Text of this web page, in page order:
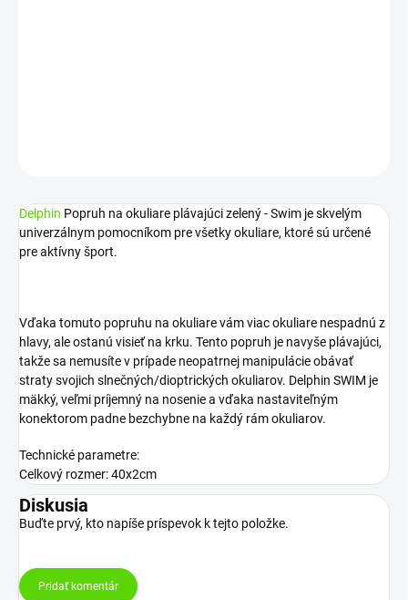
Delphin Popruh na okuliare plávajúci zelený - Swim je skvelým
univerzálnym pomocníkom pre všetky okuliare, ktoré sú určené
pre aktívny šport.
Vďaka tomuto popruhu na okuliare vám viac okuliare nespadnú z
hlavy, ale ostanú visieť na krku. Tento popruh je navyše plávajúci,
takže sa nemusíte v prípade neopatrnej manipulácie obávať
straty svojich slnečných/dioptrických okuliarov. Delphin SWIM je
mäkký, veľmi príjemný na nosenie a vďaka nastaviteľným
konektorom padne bezchybne na každý rám okuliarov.
Technické parametre:
Celkový rozmer: 40x2cm
Diskusia
Buďte prvý, kto napíše príspevok k tejto položke.
Pridať komentár